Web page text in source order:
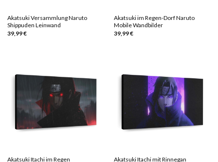
Akatsuki Versammlung Naruto
Shippuden Leinwand
39,99€
Akatsuki im Regen-Dorf Naruto
Mobile Wandbilder
39,99€
Akatsuki Itachi im Regen
Akatsuki Itachi mit Rinnegan